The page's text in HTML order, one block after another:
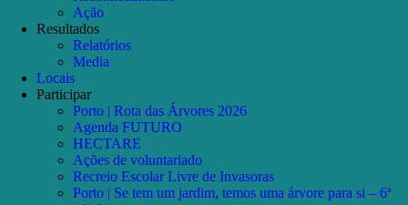
Ação
Resultados
Relatórios
Media
Locais
Participar
Porto | Rota das Árvores 2026
Agenda FUTURO
HECTARE
Ações de voluntariado
Recreio Escolar Livre de Invasoras
Porto | Se tem um jardim, temos uma árvore para si – 6ª